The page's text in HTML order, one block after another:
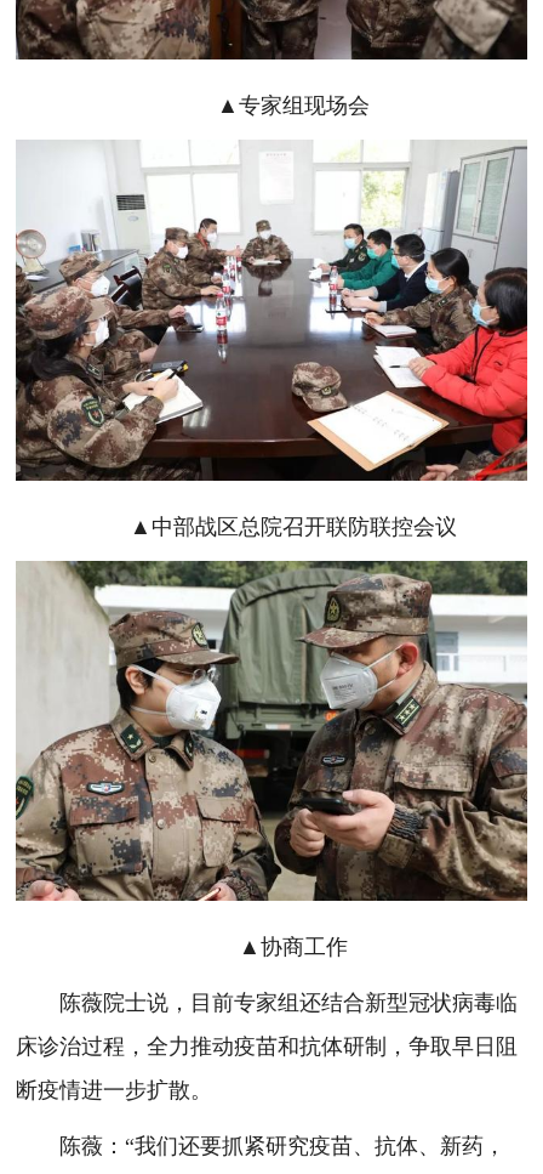
▲专家组现场会
▲中部战区总院召开联防联控会议
▲协商工作
陈薇院士说，目前专家组还结合新型冠状病毒临
床诊治过程，全力推动疫苗和抗体研制，争取早日阻
断疫情进一步扩散。
陈薇：“我们还要抓紧研究疫苗、抗体、新药，